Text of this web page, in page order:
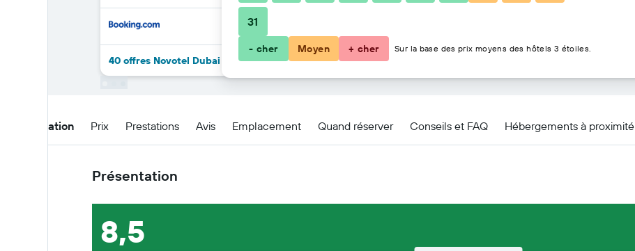
40 offres Novotel Dubai Gold District de plus
Présentation Prix Prestations Avis Emplacement Quand réserver Conseils et FAQ Hébergements à proximité
Présentation
8,5
31
- cher Moyen + cher Sur la base des prix moyens des hôtels 3 étoiles.